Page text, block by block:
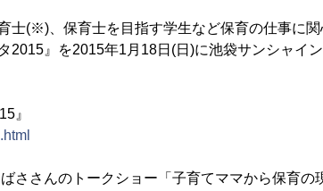
士(※)、保育士を目指す学生など保育の仕事に
2015』を2015年1月18日(日)に池袋サンシャイ
』
ささんのトークショー「子育てママから保育の